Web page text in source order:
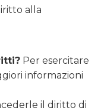
alla
Per esercitare
informazioni
il diritto di